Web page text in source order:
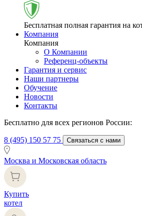
Бесплатная полная гарантия на
Компания
Компания
О Компании
Референц-объекты
Гарантия и сервис
Наши партнеры
Обучение
Новости
Контакты
Бесплатно для всех регионов России:
8 (495) 150 57 75 Связаться с нами
Москва и Московская область
Купить
котел